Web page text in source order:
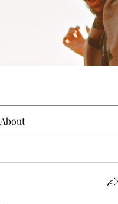
About